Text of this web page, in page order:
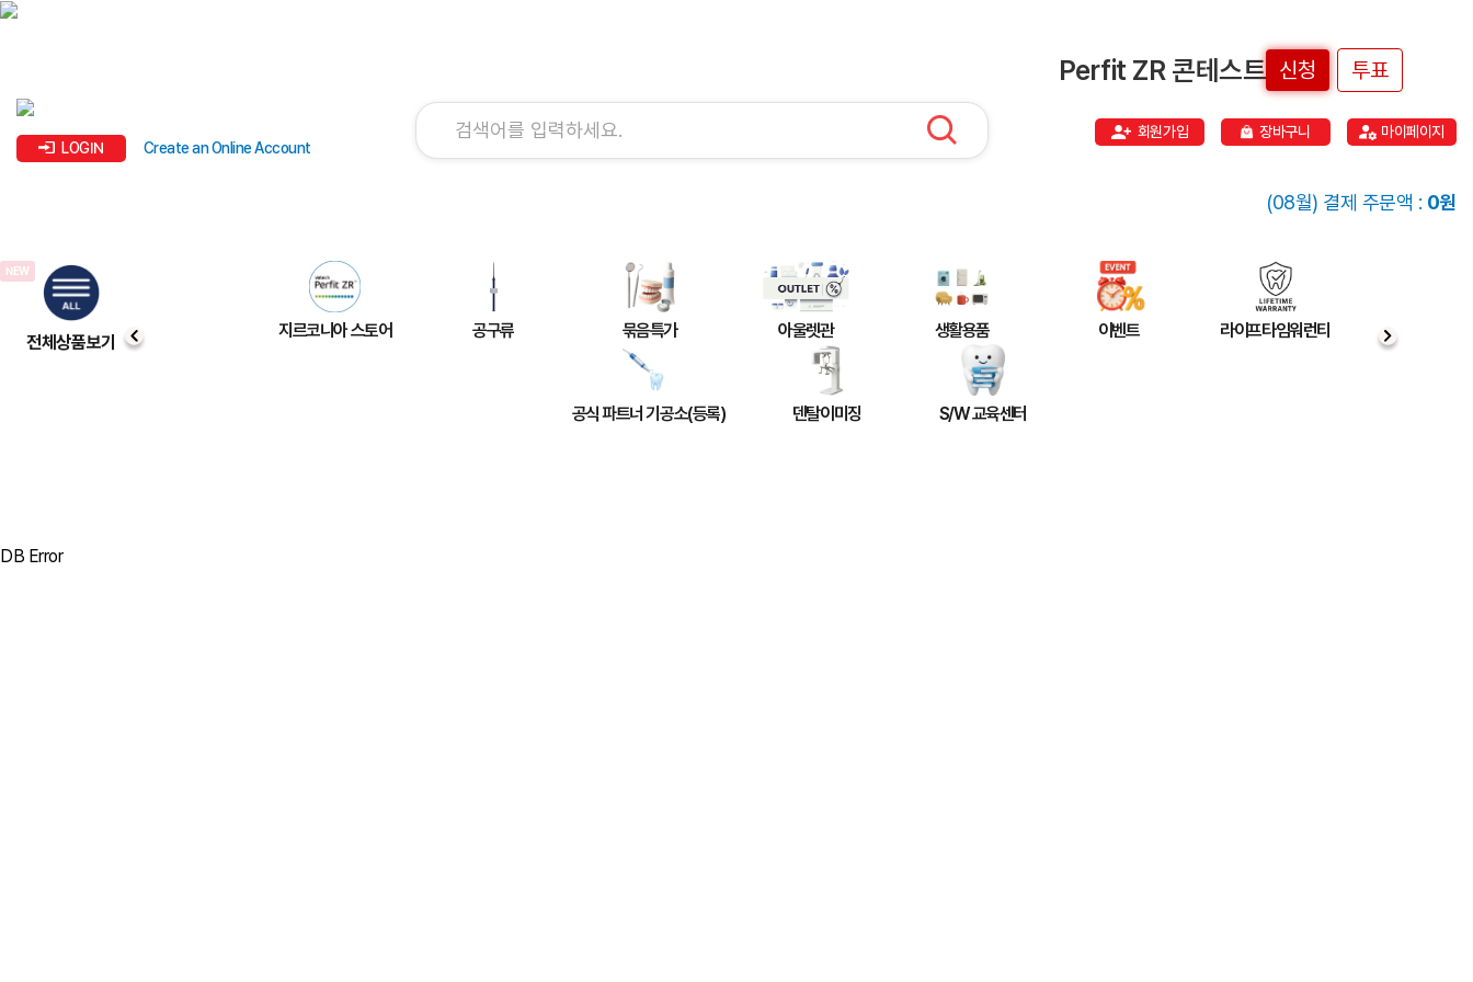
LOGIN Create an Online Account
Perfit ZR 콘테스트 신청 투표
회원가입 장바구니 마이페이지
(08월) 결제 주문액 : 0원
전체상품보기
지르코니아 스토어 공구류 묶음특가 아울렛관 생활용품 이벤트 라이프타임워런티
공식 파트너 기공소(등록) 덴탈이미징 S/W 교육센터
DB Error